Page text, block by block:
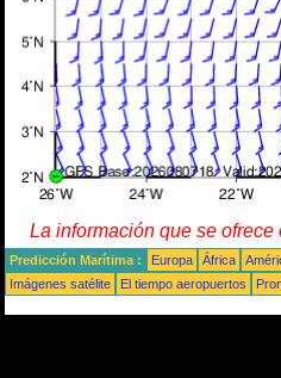
La información que se
Predicción Marítima : Europa África
Imágenes satélite
El tiempo aeropuertos